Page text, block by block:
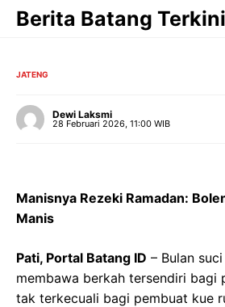
Langsung
Berita Batang Terkini
JATENG
Dewi Laksmi
28 Februari 2026, 11:00 WIB
Manisnya Rezeki Ramadan:
Manis
Pati, Portal Batang ID – Bulan
membawa berkah tersendiri bagi
tak terkecuali bagi pembuat kue